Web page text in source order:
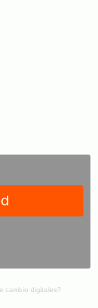
cambio digitales?